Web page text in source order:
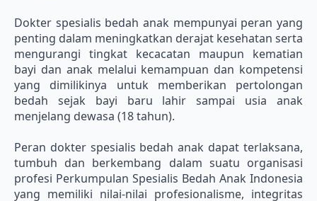
Dokter spesialis bedah anak mempunyai peran yang
penting dalam meningkatkan derajat kesehatan serta
mengurangi tingkat kecacatan maupun kematian
bayi dan anak melalui kemampuan dan kompetensi
yang dimilikinya untuk memberikan pertolongan
bedah sejak bayi baru lahir sampai usia anak
menjelang dewasa (18 tahun).
Peran dokter spesialis bedah anak dapat terlaksana,
tumbuh dan berkembang dalam suatu organisasi
profesi Perkumpulan Spesialis Bedah Anak Indonesia
yang memiliki nilai-nilai profesionalisme, integritas